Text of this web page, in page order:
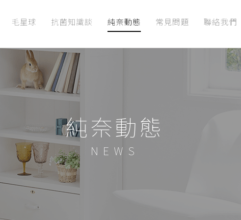
毛星球 抗菌知識談 純奈動態 常見問題 聯絡我們
純奈動態
NEWS